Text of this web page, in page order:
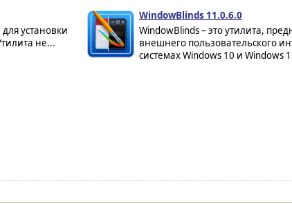
установки
не...
WindowBlinds 11.0.6.0
WindowBlinds – это утилита,
внешнего пользовательского
системах Windows 10 и Windows